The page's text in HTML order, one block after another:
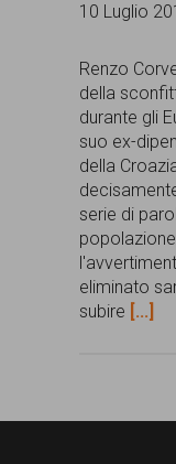
e
che
si
battono
per
le
pari
10 Luglio
Renzo
della
durante gli
suo ex-
della
serie di
eliminato
subire [...]